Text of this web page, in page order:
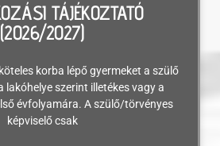
TÁJÉKOZTATÓ
(2026/2027)
korba lépő gyermeket a szülő
lakóhelye szerint illetékes vagy a
évfolyamára. A szülő/törvényes
képviselő csak